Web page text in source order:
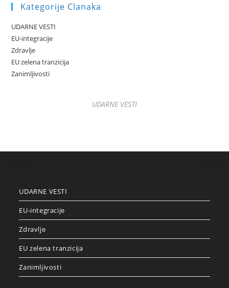
Kategorije Clanaka
UDARNE VESTI
EU-integracije
Zdravlje
EU zelena tranzicija
Zanimljivosti
UDARNE VESTI
UDARNE VESTI
EU-integracije
Zdravlje
EU zelena tranzicija
Zanimljivosti